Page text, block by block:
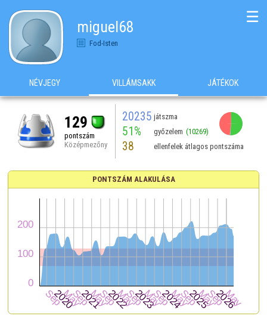
miguel68
Fod-Isten
☰
NÉVJEGY VILLÁMSAKK JÁTÉKOK
129
pontszám
Középmezőny
20235 játszma
51% győzelem (10269)
38 ellenfelek átlagos pontszáma
PONTSZÁM ALAKULÁSA